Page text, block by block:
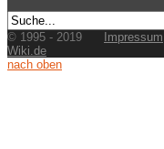
© 1995 - 2019 Impressum
Wiki.de
nach oben